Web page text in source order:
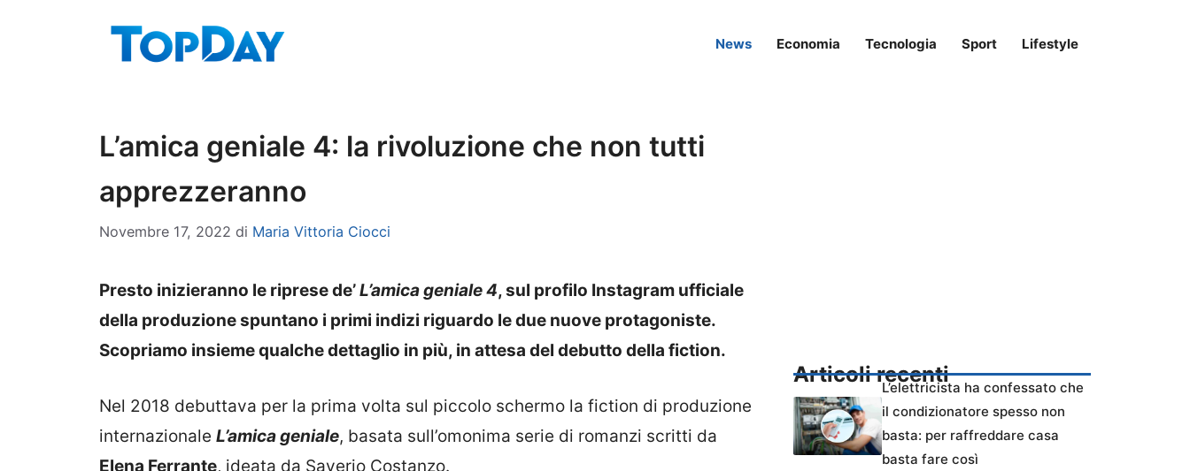
News Economia Tecnologia Sport Lifestyle
L’amica geniale 4: la rivoluzione che non tutti
apprezzeranno
Novembre 17, 2022 di Maria Vittoria Ciocci
Presto inizieranno le riprese de’L’amica geniale 4, sul profilo Instagram ufficiale
della produzione spuntano i primi indizi riguardo le due nuove protagoniste.
Scopriamo insieme qualche dettaglio in più, in attesa del debutto della fiction.
Nel 2018 debuttava per la prima volta sul piccolo schermo la fiction di produzione
internazionale L’amica geniale, basata sull’omonima serie di romanzi scritti da
Elena Ferrante, ideata da Saverio Costanzo.
Articoli recenti
L’elettricista ha confessato che
il condizionatore spesso non
basta: per raffreddare casa
basta fare così